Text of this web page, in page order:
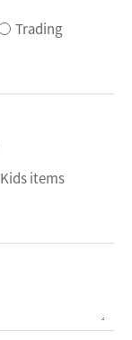
Trading
Kids items